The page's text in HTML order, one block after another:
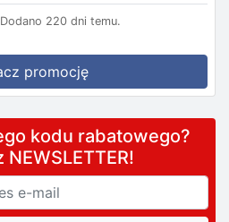
Dodano 220 dni temu.
promocję
kodu rabatowego?